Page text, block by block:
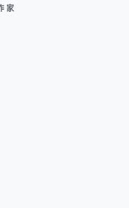
家